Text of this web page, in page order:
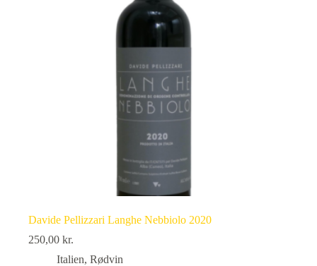
Davide Pellizzari Langhe Nebbiolo 2020
250,00 kr.
Italien, Rødvin